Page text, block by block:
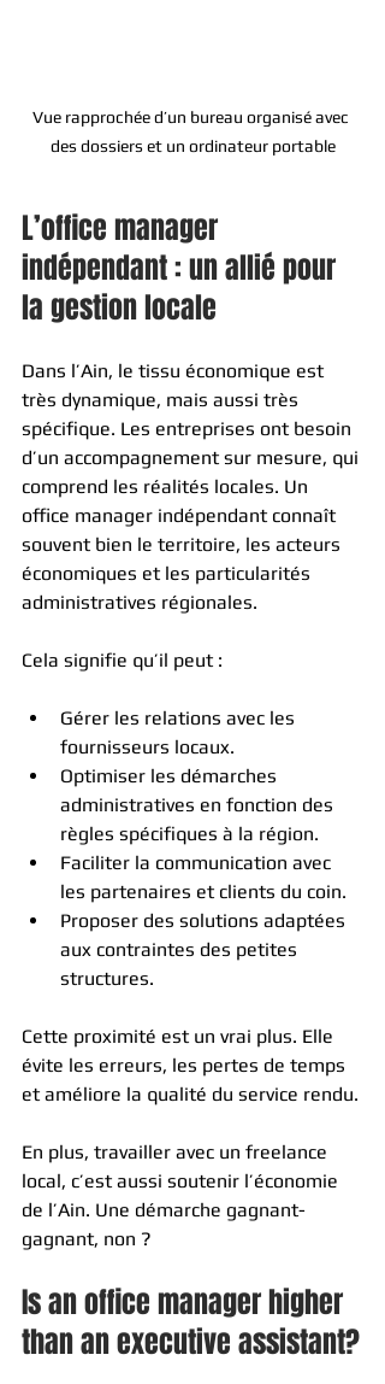
Vue rapprochée d’un bureau organisé avec
des dossiers et un ordinateur portable
L’office manager
indépendant : un allié pour
la gestion locale
Dans l’Ain, le tissu économique est
très dynamique, mais aussi très
spécifique. Les entreprises ont besoin
d’un accompagnement sur mesure, qui
comprend les réalités locales. Un
office manager indépendant connaît
souvent bien le territoire, les acteurs
économiques et les particularités
administratives régionales.
Cela signifie qu’il peut :
Gérer les relations avec les
fournisseurs locaux.
Optimiser les démarches
administratives en fonction des
règles spécifiques à la région.
Faciliter la communication avec
les partenaires et clients du coin.
Proposer des solutions adaptées
aux contraintes des petites
structures.
Cette proximité est un vrai plus. Elle
évite les erreurs, les pertes de temps
et améliore la qualité du service rendu.
En plus, travailler avec un freelance
local, c’est aussi soutenir l’économie
de l’Ain. Une démarche gagnant-
gagnant, non ?
Is an office manager higher
than an executive assistant?